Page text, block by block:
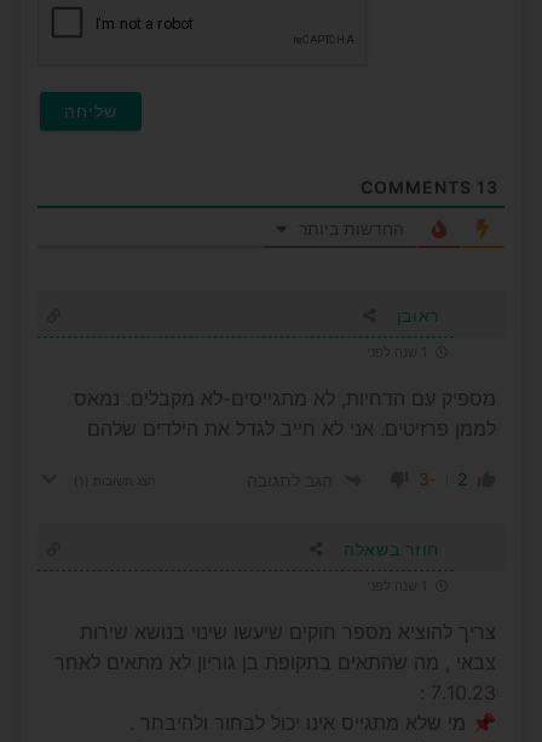
13
החדשות ביותר
ראובן
מספיק עם הדחיות, לא מתגייסים-לא מקבלים. נמאס
לממן פרזיטים. אני לא חייב לגדל את הילדים שלהם
2
-3 הצג תשובות
חוזר בשאלה
צריך להוציא מספר חוקים שיעשו שינוי בנושא שירות
צבאי , מה שהתאים בתקופת בן גוריון לא מתאים לאחר
7.10.23 :
📌 מי שלא מתגייס אינו יכול לבחור ולהיבחר .